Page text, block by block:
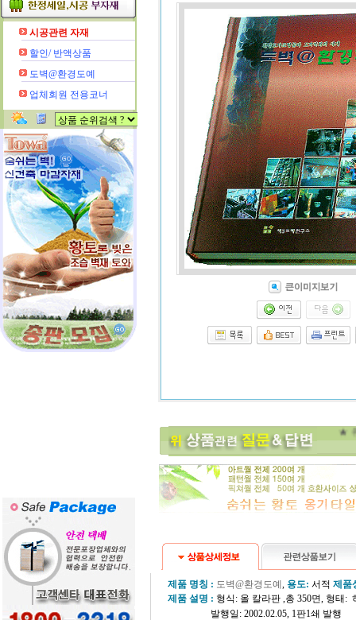
시공관련 자재
할인/ 반액상품
도벽@환경도예
업체회원 전용코너
제품 명칭 : 도벽@환경도예,용도: 서적제품
제품 설명 : 형식: 올 칼라판 ,총 350면, 형태:
발행일: 2002.02.05, 1판1쇄 발행